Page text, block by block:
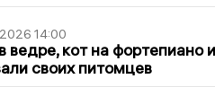
14:00
ведре, кот на фортепиано
своих питомцев